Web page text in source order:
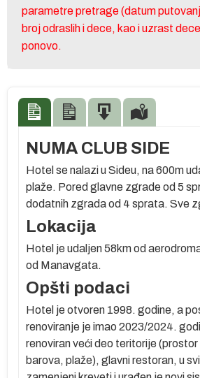
parametre pretrage (datum
broj odraslih i dece, kao i uzrast
ponovo.
NUMA CLUB SIDE
Hotel se nalazi u Sideu, na 600m
plaže. Pored glavne zgrade od 5
dodatnih zgrada od 4 sprata. Sve
Lokacija
Hotel je udaljen 58km od
od Manavgata.
Opšti podaci
Hotel je otvoren 1998. godine, a
renoviranje je imao 2023/2024.
renoviran veći deo teritorije (prostor
barova, plaže), glavni restoran, u